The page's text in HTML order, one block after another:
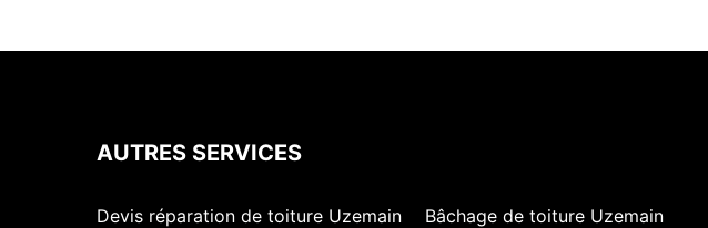
AUTRES SERVICES
Devis réparation de toiture Uzemain Bâchage de toiture Uzemain